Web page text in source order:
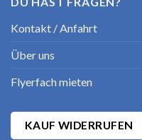
Kontakt / Anfahrt
Über uns
Flyerfach mieten
KAUF WIDERRUFEN